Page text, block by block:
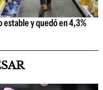
y quedó en 4,3%